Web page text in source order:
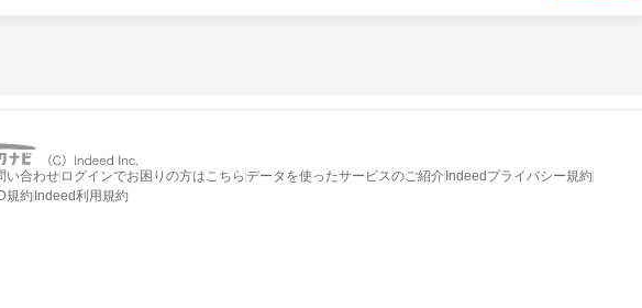
い合わせ ログインでお困りの方はこちら データを使ったサービスのご紹介 Indeedプライバシー規約
規約 Indeed利用規約